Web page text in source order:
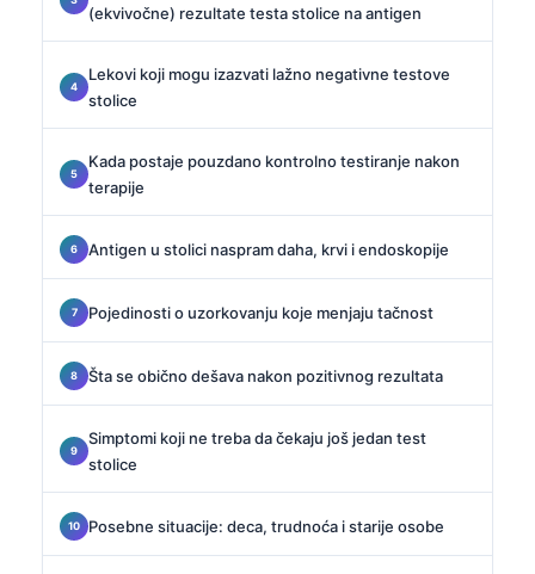
(ekvivočne) rezultate testa stolice na antigen
Lekovi koji mogu izazvati lažno negativne testove
stolice
Kada postaje pouzdano kontrolno testiranje nakon
terapije
Antigen u stolici naspram daha, krvi i endoskopije
Pojedinosti o uzorkovanju koje menjaju tačnost
Šta se obično dešava nakon pozitivnog rezultata
Simptomi koji ne treba da čekaju još jedan test
stolice
Posebne situacije: deca, trudnoća i starije osobe